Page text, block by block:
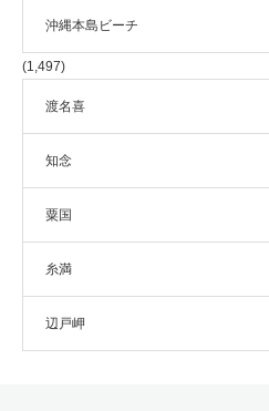
沖縄本島ビーチ
(1,497)
渡名喜
知念
粟国
糸満
辺戸岬